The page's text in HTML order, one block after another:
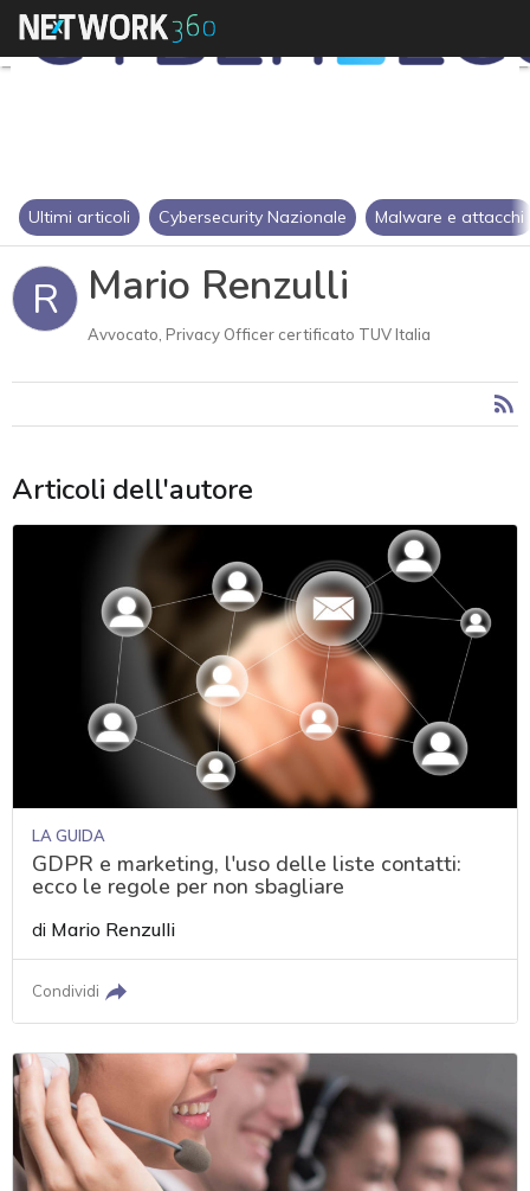
Ultimi articoli Cybersecurity Nazionale Malware e attacchi
R Mario Renzulli
Avvocato, Privacy Officer certificato TUV Italia
Articoli dell'autore
LA GUIDA
GDPR e marketing, l'uso delle liste contatti:
ecco le regole per non sbagliare
di Mario Renzulli
Condividi